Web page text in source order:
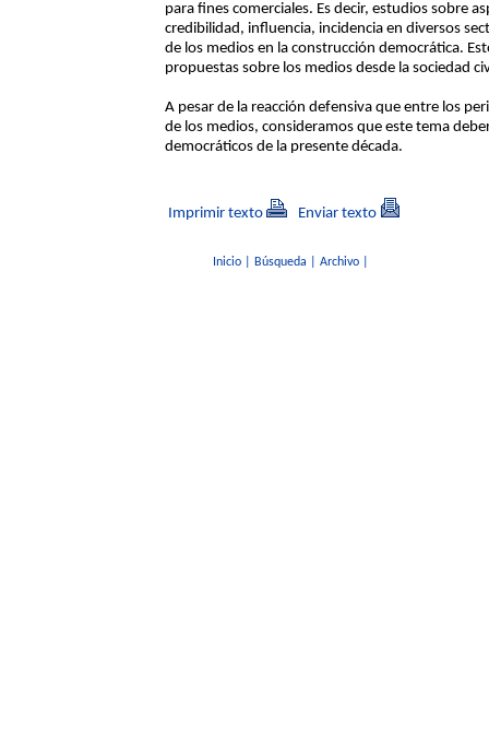
para fines comerciales. Es decir, estudios sobre
credibilidad, influencia, incidencia en diversos
de los medios en la construcción democrática.
propuestas sobre los medios desde la sociedad
A pesar de la reacción defensiva que entre los
de los medios, consideramos que este tema
democráticos de la presente década.
Imprimir texto Enviar texto
Inicio| Búsqueda Archivo|